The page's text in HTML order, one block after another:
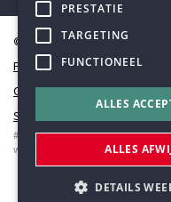
© Humanistisch Verbond
Privacy
Cookiestatement
Sitemap
#codedwithlove byCodelines
webapplicaties
mobiele apps&
PRESTATIE
TARGETING
FUNCTIONEEL
ALLES
ALLES
DETAILS